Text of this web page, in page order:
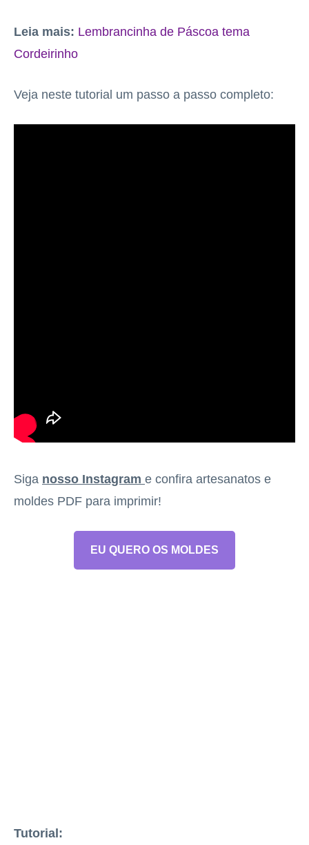
Leia mais: Lembrancinha de Páscoa tema
Cordeirinho
Veja neste tutorial um passo a passo completo:
Siga nosso Instagram e confira artesanatos e
moldes PDF para imprimir!
EU QUERO OS MOLDES
Tutorial: